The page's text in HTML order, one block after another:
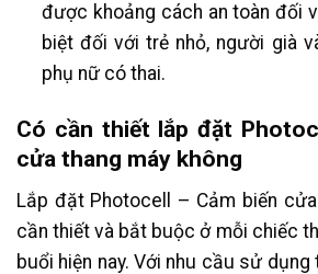
được khoảng cách an toàn đối
biệt đối với trẻ nhỏ, người già
phụ nữ có thai.
Có cần thiết lắp đặt
cửa thang máy không
Lắp đặt Photocell – Cảm biến
cần thiết và bắt buộc ở mỗi chiếc
buổi hiện nay. Với nhu cầu sử dụng